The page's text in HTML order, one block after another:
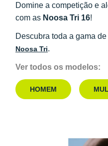
Domine a competição e
com as Noosa Tri 16!
Descubra toda a gama
Noosa Tri.
Ver todos os modelos:
HOMEM